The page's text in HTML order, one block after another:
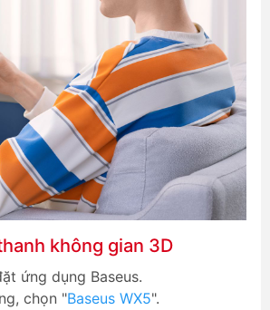
không gian 3D
ứng dụng Baseus.
chọn "Baseus WX5".